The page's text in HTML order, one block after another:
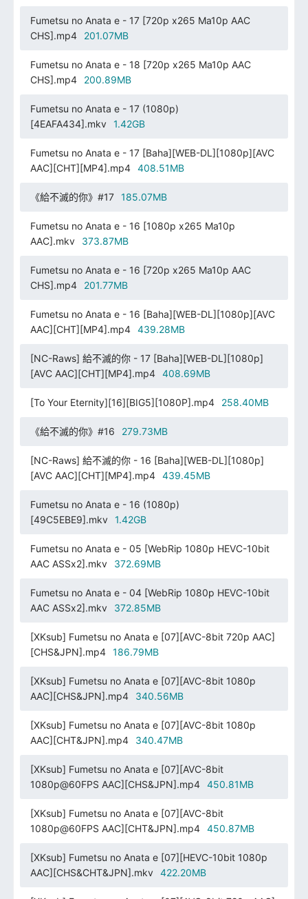
Fumetsu no Anata e - 17 [720p x265 Ma10p AAC
CHS].mp4
201.07MB
Fumetsu no Anata e - 18 [720p x265 Ma10p AAC
CHS].mp4
200.89MB
Fumetsu no Anata e - 17 (1080p)
[4EAFA434].mkv
1.42GB
Fumetsu no Anata e - 17 [Baha][WEB-DL][1080p][AVC
AAC][CHT][MP4].mp4
408.51MB
《給不滅的你》#17 185.07MB
Fumetsu no Anata e - 16 [1080p x265 Ma10p
AAC].mkv
373.87MB
Fumetsu no Anata e - 16 [720p x265 Ma10p AAC
CHS].mp4
201.77MB
Fumetsu no Anata e - 16 [Baha][WEB-DL][1080p][AVC
AAC][CHT][MP4].mp4
439.28MB
[NC-Raws] 給不滅的你 - 17 [Baha][WEB-DL][1080p]
[AVC AAC][CHT][MP4].mp4
408.69MB
[To Your Eternity][16][BIG5][1080P].mp4 258.40MB
《給不滅的你》#16 279.73MB
[NC-Raws] 給不滅的你 - 16 [Baha][WEB-DL][1080p]
[AVC AAC][CHT][MP4].mp4
439.45MB
Fumetsu no Anata e - 16 (1080p)
[49C5EBE9].mkv
1.42GB
Fumetsu no Anata e - 05 [WebRip 1080p HEVC-10bit
AAC ASSx2].mkv
372.69MB
Fumetsu no Anata e - 04 [WebRip 1080p HEVC-10bit
AAC ASSx2].mkv
372.85MB
[XKsub] Fumetsu no Anata e [07][AVC-8bit 720p AAC]
[CHS&JPN].mp4
186.79MB
[XKsub] Fumetsu no Anata e [07][AVC-8bit 1080p
AAC][CHS&JPN].mp4
340.56MB
[XKsub] Fumetsu no Anata e [07][AVC-8bit 1080p
AAC][CHT&JPN].mp4
340.47MB
[XKsub] Fumetsu no Anata e [07][AVC-8bit
1080p@60FPS AAC][CHS&JPN].mp4
450.81MB
[XKsub] Fumetsu no Anata e [07][AVC-8bit
1080p@60FPS AAC][CHT&JPN].mp4
450.87MB
[XKsub] Fumetsu no Anata e [07][HEVC-10bit 1080p
AAC][CHS&CHT&JPN].mkv
422.20MB